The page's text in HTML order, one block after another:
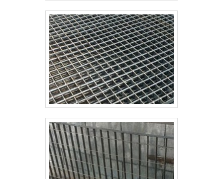
concertinas, telas, ou qualquer outro produto
necessário para a fixação deste tipo de
cercamento; Atendimento de forma personalizada
para cada cliente; Profissionais com vasta
experiência na área de atuação; Equipe
multidisciplinar de consultores associados. Sem
trocar o foco sobre cerca para construção, na
essência da empresa, a mesma deve prezar pelos
produtos e serviços com ótima qualidade e
assertividade, detalhes primordiais que são deixados
de lado por muitas empresas que não focam na
fidelização do cliente. Tudo isso que já foi explorado
é a razão pela qual a Paraná Telas é uma empresa
inovadora quando falamos de empresas do